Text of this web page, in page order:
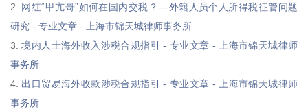
2. 网红“甲亢哥”如何在国内交税？---外籍人员个人所得税征管问题
研究 - 专业文章 - 上海市锦天城律师事务所
3.境内人士海外收入涉税合规指引 - 专业文章 - 上海市锦天城律师
事务所
4. 出口贸易海外收款涉税合规指引 - 专业文章 - 上海市锦天城律师
事务所